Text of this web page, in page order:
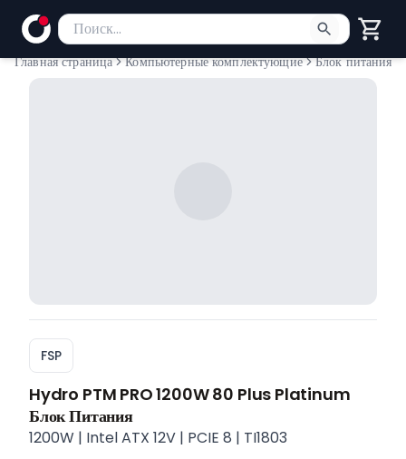
Поиск товаров
Введите минимум 2 символа для поиска. Нажмите
Главная страница Компьютерные комплектующие Блок питания
FSP
Hydro PTM PRO 1200W 80 Plus Platinum
Блок Питания
1200W | Intel ATX 12V | PCIE 8 | TI1803